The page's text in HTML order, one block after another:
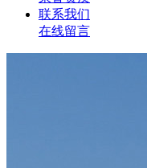
联系我们
在线留言